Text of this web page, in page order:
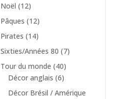
Noël (12)
Pâques (12)
Pirates (14)
Sixties/Années 80 (7)
Tour du monde (40)
Décor anglais (6)
Décor Brésil / Amérique